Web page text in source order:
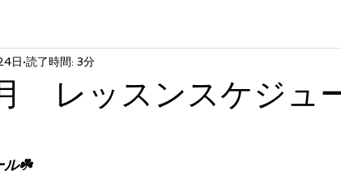
レッスンスケジュ
日 読了時間: 3分
ル☘️